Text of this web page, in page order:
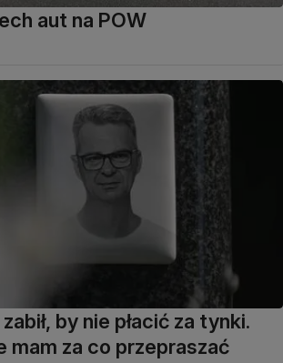
aut na POW
by nie płacić za tynki.
mam za co przepraszać